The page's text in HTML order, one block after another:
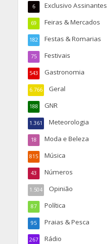
Exclusivo Assinantes
6
Feiras & Mercados
69
Festas & Romarias
182
Festivais
75
Gastronomia
543
Geral
6.766
GNR
188
Meteorologia
1.361
Moda e Beleza
18
Música
815
Números
43
Opinião
1.504
Política
87
Praias & Pesca
95
Rádio
267